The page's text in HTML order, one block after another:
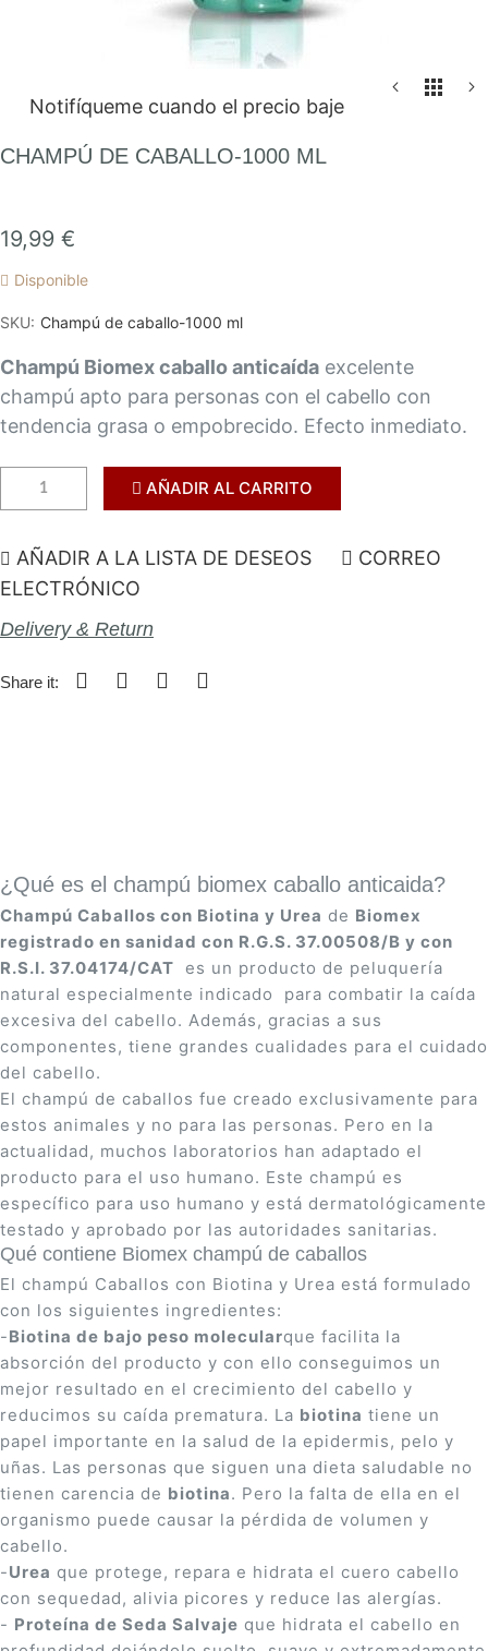
comienzo
galería
imágenes
Notifíqueme cuando el precio baje
CHAMPÚ DE CABALLO-1000 ML
19,99 €
Disponible
SKU Champú de caballo-1000 ml
Champú Biomex caballo anticaída excelente
champú apto para personas con el cabello con
tendencia grasa o empobrecido. Efecto inmediato.
AÑADIR AL CARRITO
AÑADIR A LA LISTA DE DESEOS
CORREO
ELECTRÓNICO
Delivery & Return
Share it:
¿Qué es el champú biomex caballo anticaida?
Champú Caballos con Biotina y Urea de Biomex
registrado en sanidad con R.G.S. 37.00508/B y con
R.S.I. 37.04174/CAT es un producto de peluquería
natural especialmente indicado para combatir la caída
excesiva del cabello. Además, gracias a sus
componentes, tiene grandes cualidades para el cuidado
del cabello.
El champú de caballos fue creado exclusivamente para
estos animales y no para las personas. Pero en la
actualidad, muchos laboratorios han adaptado el
producto para el uso humano. Este champú es
específico para uso humano y está dermatológicamente
testado y aprobado por las autoridades sanitarias.
Qué contiene Biomex champú de caballos
El champú Caballos con Biotina y Urea está formulado
con los siguientes ingredientes:
-Biotina de bajo peso molecularque facilita la
absorción del producto y con ello conseguimos un
mejor resultado en el crecimiento del cabello y
reducimos su caída prematura. La biotina tiene un
papel importante en la salud de la epidermis, pelo y
uñas. Las personas que siguen una dieta saludable no
tienen carencia de biotina. Pero la falta de ella en el
organismo puede causar la pérdida de volumen y
cabello.
-Urea que protege, repara e hidrata el cuero cabello
con sequedad, alivia picores y reduce las alergías.
- Proteína de Seda Salvaje que hidrata el cabello en